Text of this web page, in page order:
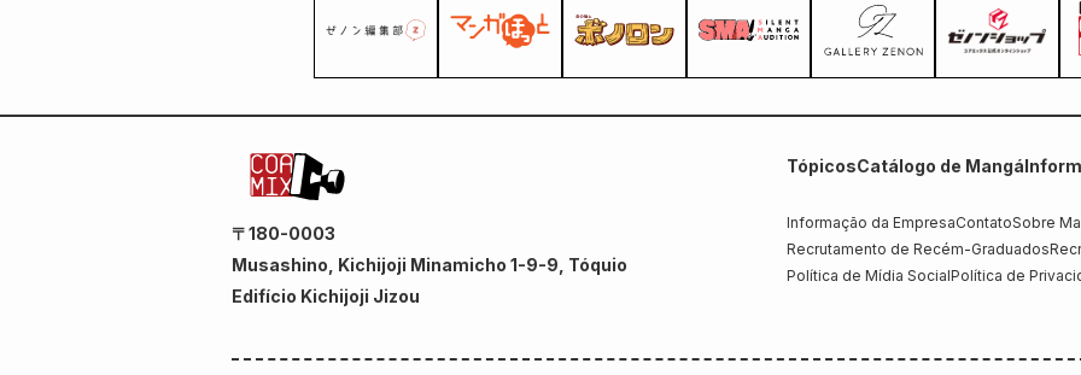
〒180-0003
Musashino, Kichijoji Minamicho 1-9-9, Tóquio
Edifício Kichijoji Jizou
TópicosCatálogo de Mangá
Informação da EmpresaContatoSobre
Recrutamento de Recém-Graduados
Política de Mídia SocialPolítica de